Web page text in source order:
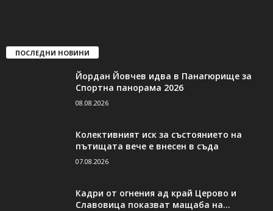
ПОСЛЕДНИ НОВИНИ
Йордан Йовчев идва в Панагюрище за
Спортна панорама 2026
08.08.2026
Колективният иск за състоянието на
пътищата вече е внесен в съда
07.08.2026
Кадри от огнения ад край Церово и
Славовица показват мащаба на...